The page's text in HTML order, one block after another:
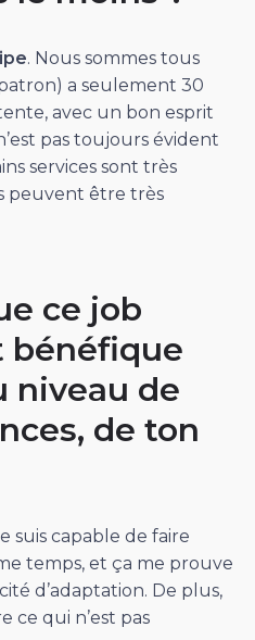
. Nous sommes tous
a seulement 30
avec un bon esprit
pas toujours évident
services sont très
peuvent être très
ce job
bénéfique
niveau de
de ton
suis capable de faire
temps, et ça me prouve
d’adaptation. De plus,
ce qui n’est pas